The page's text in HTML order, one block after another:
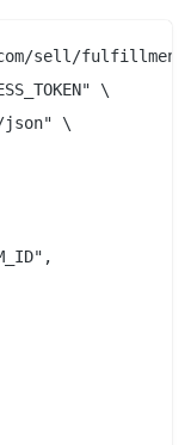
sell/
\
\